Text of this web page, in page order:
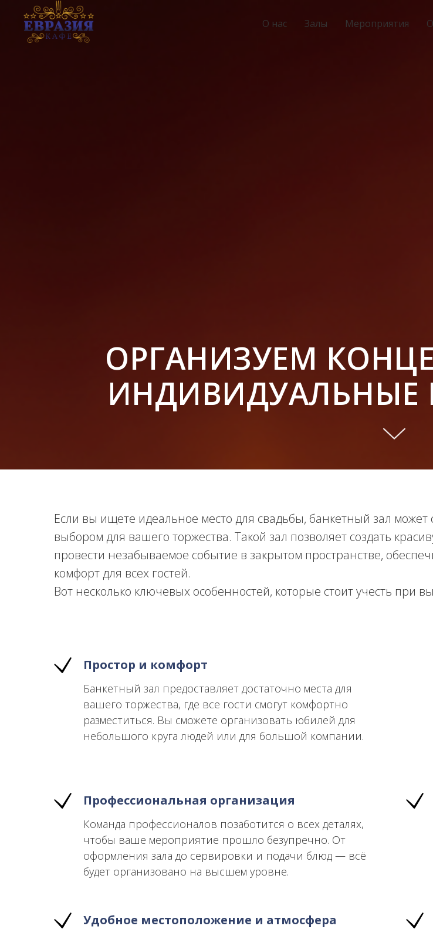
О нас Залы Мероприятия
ОРГАНИЗУЕМ
ИНДИВИДУАЛЬНЫЕ
Если вы ищете идеальное место для свадьбы, банкетный зал может
выбором для вашего торжества. Такой зал позволяет создать
провести незабываемое событие в закрытом пространстве,
комфорт для всех гостей.
Вот несколько ключевых особенностей, которые стоит учесть при
Простор и комфорт
Банкетный зал предоставляет достаточно места для
вашего торжества, где все гости смогут комфортно
разместиться. Вы сможете организовать юбилей для
небольшого круга людей или для большой компании.
Профессиональная организация
Команда профессионалов позаботится о всех деталях,
чтобы ваше мероприятие прошло безупречно. От
оформления зала до сервировки и подачи блюд — всё
будет организовано на высшем уровне.
Удобное местоположение и атмосфера